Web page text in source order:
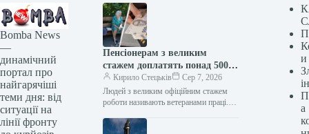
Bomba News
—
динамічний
портал про
найгарячіші
теми дня: від
ситуації на
лінії фронту
Пенсіонерам з великим
стажем доплатять понад 5000
гривень: деталі виплат
Кирило Стецьків
Сер 7, 2026
Людей з великим офіційним стажем
роботи називають ветеранами праці.
пільг і доплат за велику кількість
и
а